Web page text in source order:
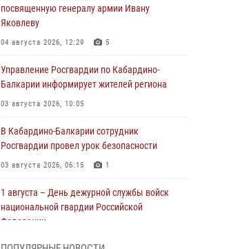
посвященную генералу армии Ивану
Яковлеву
04 августа 2026, 12:29 5
Управление Росгвардии по Кабардино-
Балкарии информирует жителей региона
03 августа 2026, 10:05
В Кабардино‑Балкарии сотрудник
Росгвардии провел урок безопасности
03 августа 2026, 06:15 1
1 августа – День дежурной службы войск
национальной гвардии Российской
Федерации